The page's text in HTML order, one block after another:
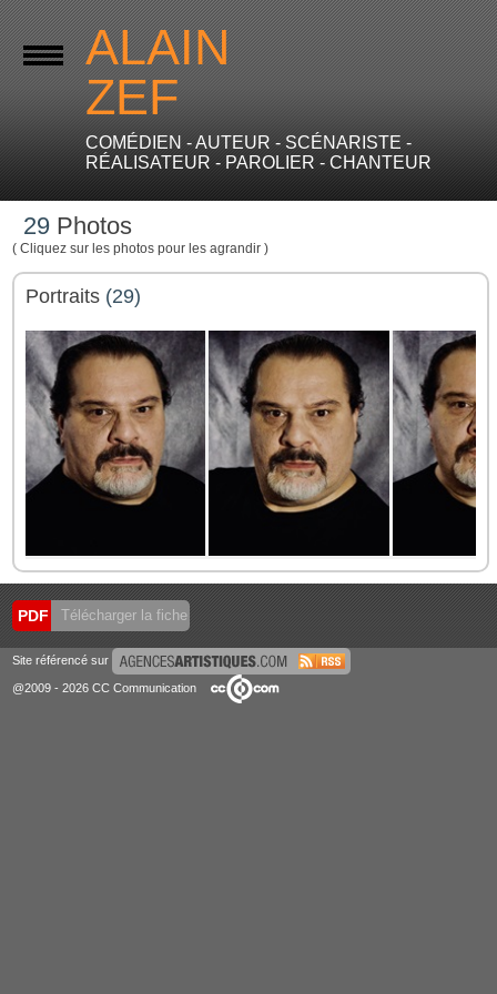
ALAIN
ZEF
COMÉDIEN - AUTEUR - SCÉNARISTE -
RÉALISATEUR - PAROLIER - CHANTEUR
29 Photos
( Cliquez sur les photos pour les agrandir )
Portraits (29)
PDF Télécharger la fiche
Site référencé sur
@2009 - 2026 CC Communication